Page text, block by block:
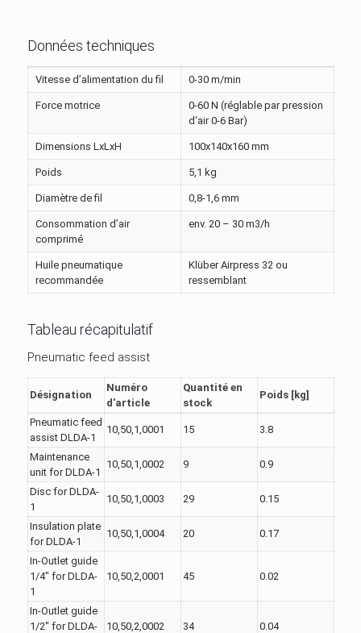
Données techniques
Vitesse d’alimentation du fil 0-30 m/min
Force motrice
0-60 N (réglable par pression
d‘air 0-6 Bar)
Dimensions LxLxH 100x140x160 mm
Poids 5,1 kg
Diamètre de fil 0,8-1,6 mm
Consommation d’air
comprimé
env. 20 – 30 m3/h
Huile pneumatique
recommandée
Klüber Airpress 32 ou
ressemblant
Tableau récapitulatif
Pneumatic feed assist
Désignation
Numéro
d'article
Quantité en
stock
Poids [kg]
Pneumatic feed
assist DLDA-1
10,50,1,0001 15 3.8
Maintenance
unit for DLDA-1
10,50,1,0002 9 0.9
Disc for DLDA-
1
10,50,1,0003 29 0.15
Insulation plate
for DLDA-1
10,50,1,0004 20 0.17
In-Outlet guide
1/4" for DLDA-
1
10,50,2,0001 45 0.02
In-Outlet guide
1/2" for DLDA-
10,50,2,0002 34 0.04